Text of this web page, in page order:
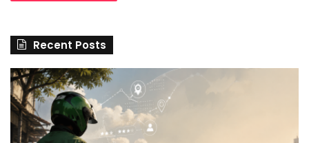
Recent Posts